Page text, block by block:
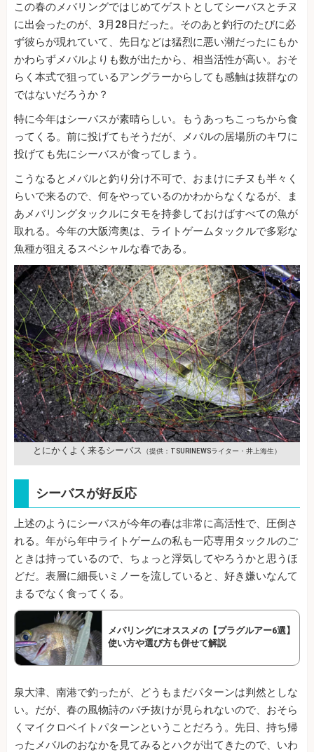
この春のメバリングではじめてゲストとしてシーバスとチヌ
に出会ったのが、3月28日だった。そのあと釣行のたびに必
ず彼らが現れていて、先日などは猛烈に悪い潮だったにもか
かわらずメバルよりも数が出たから、相当活性が高い。おそ
らく本式で狙っているアングラーからしても感触は抜群なの
ではないだろうか？
特に今年はシーバスが素晴らしい。もうあっちこっちから食
ってくる。前に投げてもそうだが、メバルの居場所のキワに
投げても先にシーバスが食ってしまう。
こうなるとメバルと釣り分け不可で、おまけにチヌも半々く
らいで来るので、何をやっているのかわからなくなるが、ま
あメバリングタックルにタモを持参しておけばすべての魚が
取れる。今年の大阪湾奥は、ライトゲームタックルで多彩な
魚種が狙えるスペシャルな春である。
とにかくよく来るシーバス （提供：TSURINEWSライター・井上海生）
シーバスが好反応
上述のようにシーバスが今年の春は非常に高活性で、圧倒さ
れる。年がら年中ライトゲームの私も一応専用タックルのご
ときは持っているので、ちょっと浮気してやろうかと思うほ
どだ。表層に細長いミノーを流していると、好き嫌いなんて
まるでなく食ってくる。
メバリングにオススメの【プラグルアー6選】
使い方や選び方も併せて解説
泉大津、南港で釣ったが、どうもまだパターンは判然としな
い。だが、春の風物詩のバチ抜けが見られないので、おそら
くマイクロベイトパターンということだろう。先日、持ち帰
ったメバルのおなかを見てみるとハクが出てきたので、いわ